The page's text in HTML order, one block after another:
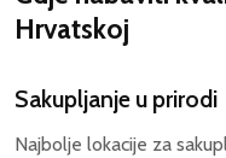
Hrvatskoj
Sakupljanje u prirodi
Najbolje lokacije za